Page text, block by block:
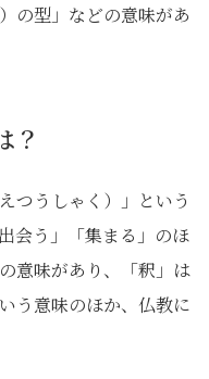
の型」などの意味があ
？
つうしゃく）」という
会う」「集まる」のほ
意味があり、「釈」は
う意味のほか、仏教に